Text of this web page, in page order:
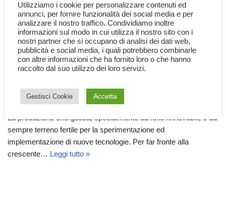
8 Gennaio 2026 Scienza ,Tecnologia
La produzione energetica, specialmente da fonti rinnovabili, è da
sempre terreno fertile per la sperimentazione ed
implementazione di nuove tecnologie. Per far fronte alla
crescente… Leggi tutto »
Utilizziamo i cookie per personalizzare contenuti ed
annunci, per fornire funzionalità dei social media e per
analizzare il nostro traffico. Condividiamo inoltre
informazioni sul modo in cui utilizza il nostro sito con i
nostri partner che si occupano di analisi dei dati web,
pubblicità e social media, i quali potrebbero combinarle
con altre informazioni che ha fornito loro o che hanno
raccolto dal suo utilizzo dei loro servizi.
Gestisci Cookie Accetta